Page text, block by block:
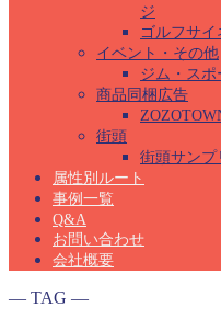
ジ
ゴルフサイ
イベント・その他
ジム・スポ
商品同梱広告
街頭
街頭サンプ
属性別ルート
事例一覧
Q&A
お問い合わせ
会社概要
― TAG ―